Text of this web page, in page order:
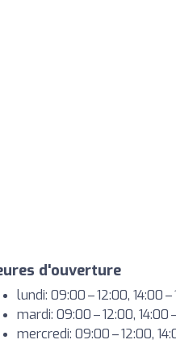
d'ouverture
lundi: 09:00 – 12:00, 14:00 –
mardi: 09:00 – 12:00, 14:00
mercredi: 09:00 – 12:00,